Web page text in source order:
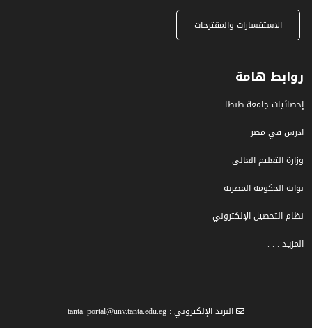
الاستفسارات والمقترحات
روابط هامة
إحصائيات جامعة طنطا
ادرس في مصر
وزارة التعليم العالى
بوابة الحكومة المصرية
نظام التحصيل الإلكتروني
المزيـد . . .
البريد الإلكتروني : tanta_portal@unv.tanta.edu.eg